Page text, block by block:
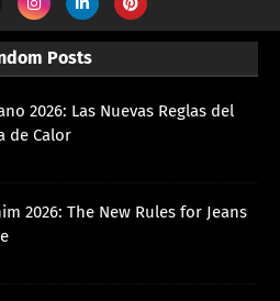
Posts
2026: Las Nuevas Reglas del
de Calor
2026: The New Rules for Jeans